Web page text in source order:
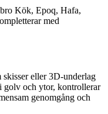
Kök, Epoq, Hafa,
med
eller 3D-underlag
golv och ytor, kontrollerar
genomgång och